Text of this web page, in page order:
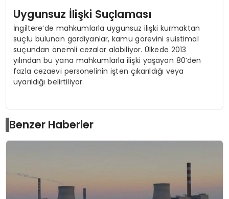
Uygunsuz İlişki Suçlaması
İngiltere’de mahkumlarla uygunsuz ilişki kurmaktan
suçlu bulunan gardiyanlar, kamu görevini suistimal
suçundan önemli cezalar alabiliyor. Ülkede 2013
yılından bu yana mahkumlarla ilişki yaşayan 80’den
fazla cezaevi personelinin işten çıkarıldığı veya
uyarıldığı belirtiliyor.
Benzer Haberler